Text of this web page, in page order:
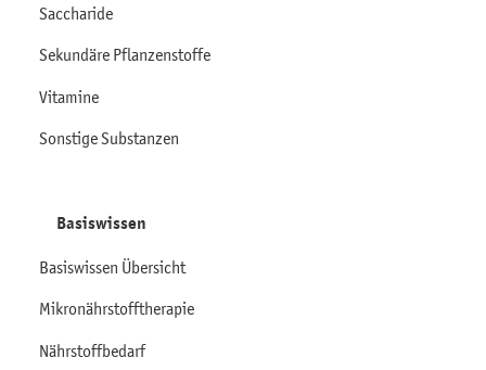
Saccharide
Sekundäre Pflanzenstoffe
Vitamine
Sonstige Substanzen
Basiswissen
Basiswissen Übersicht
Mikronährstofftherapie
Nährstoffbedarf